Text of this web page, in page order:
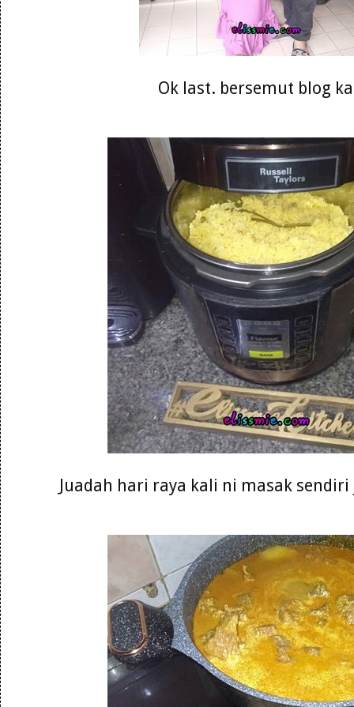
Ok last. bersemut blog
Juadah hari raya kali ni masak